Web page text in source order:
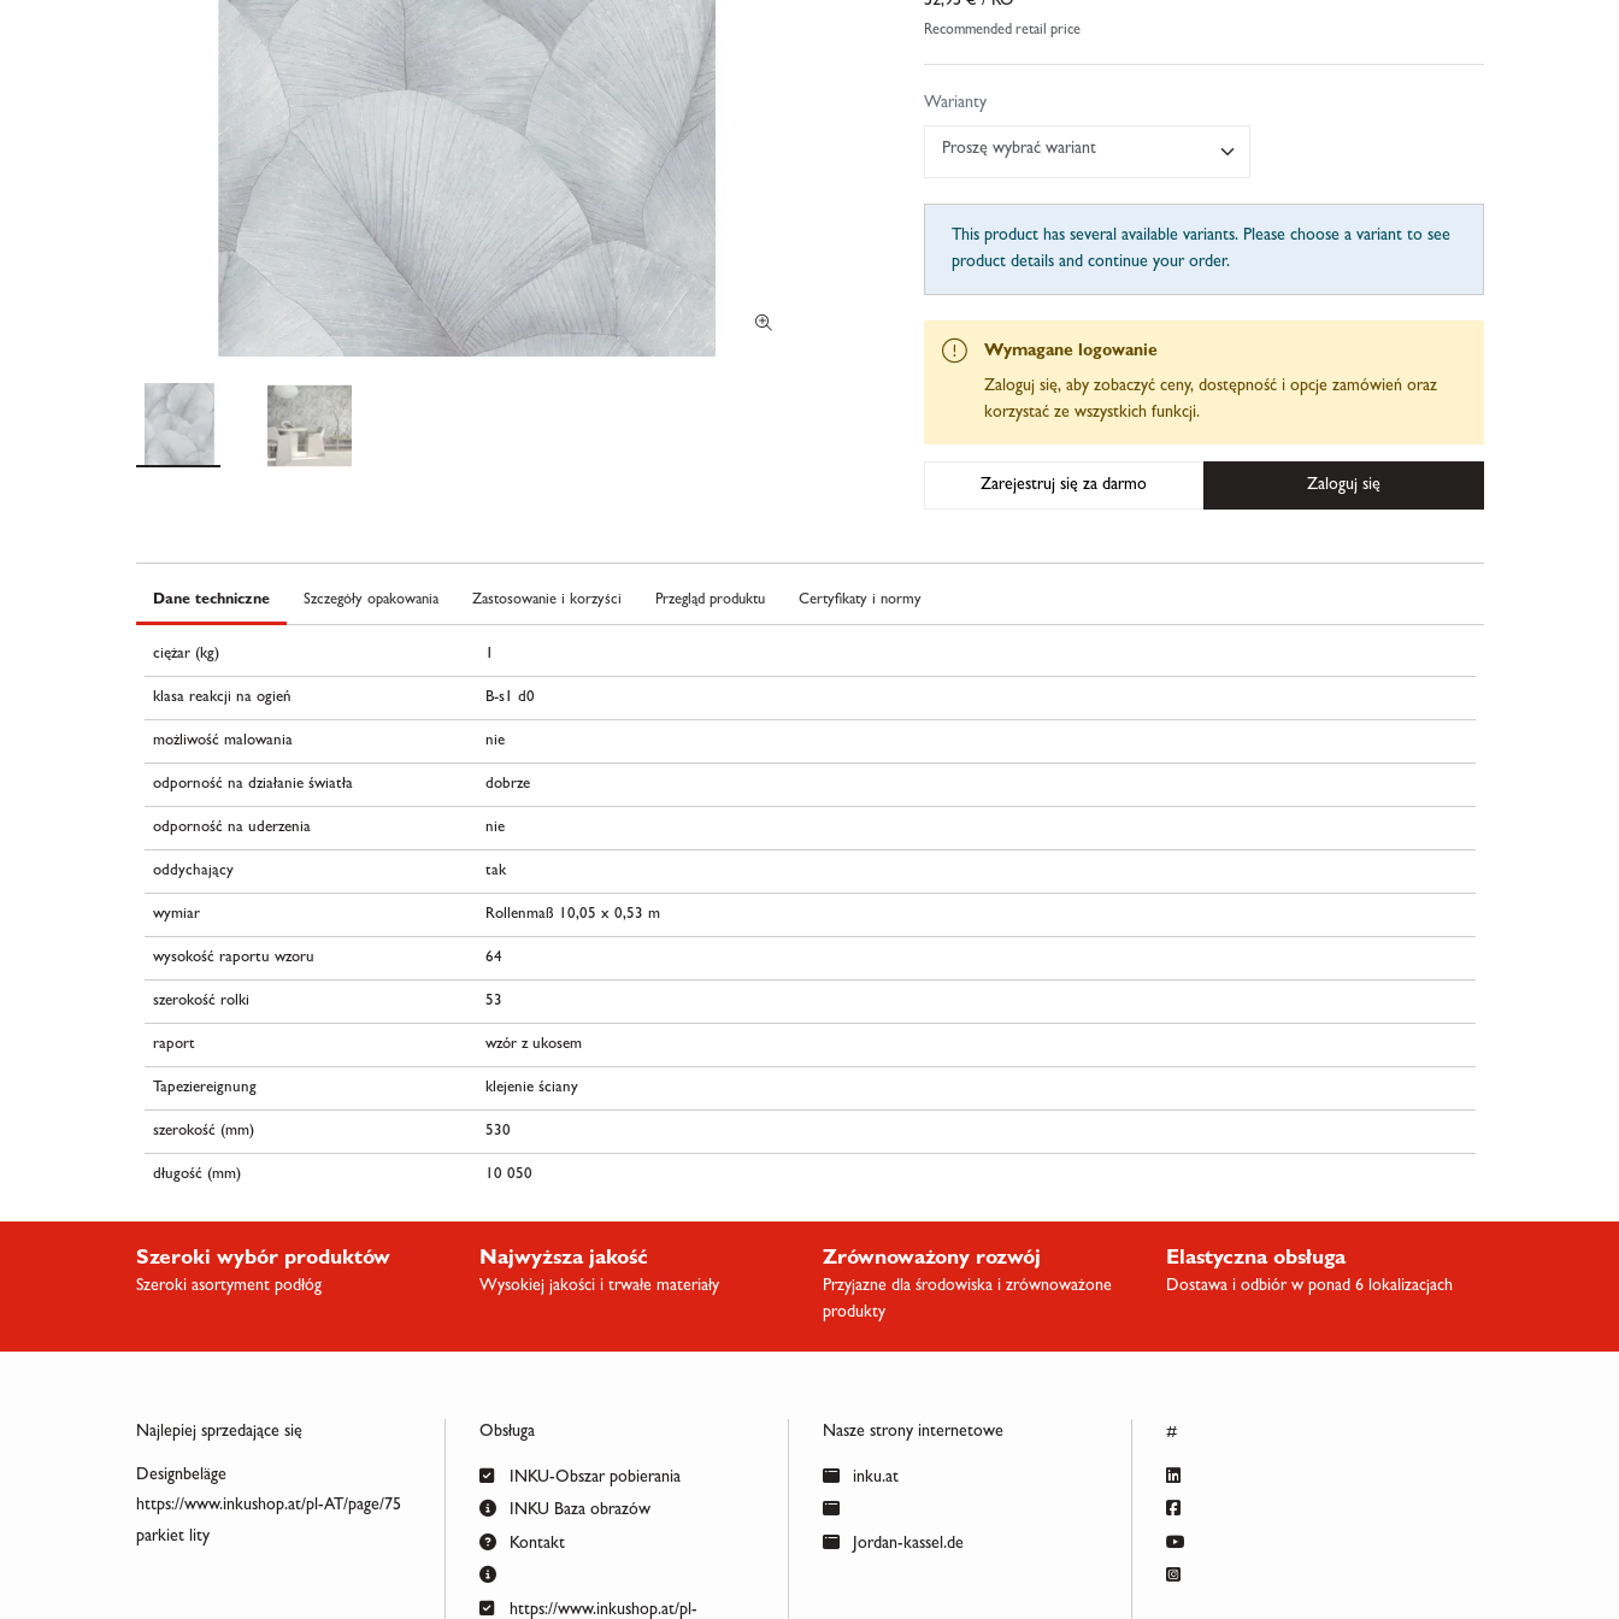
Recommended retail price
Warianty
Proszę wybrać wariant
This product has several available variants. Please choose a variant to see
product details and continue your order.
Wymagane logowanie
Zaloguj się, aby zobaczyć ceny, dostępność i opcje zamówień oraz
korzystać ze wszystkich funkcji.
Zarejestruj się za darmo Zaloguj się
Dane techniczne Szczegóły opakowania Zastosowanie i korzyści Przegląd produktu Certyfikaty i normy
ciężar (kg)
klasa reakcji na ogień B-s1 d0
możliwość malowania nie
odporność na działanie światła dobrze
odporność na uderzenia nie
oddychający tak
wymiar Rollenmaß 10,05 x 0,53 m
wysokość raportu wzoru 64
szerokość rolki 53
raport wzór z ukosem
Tapeziereignung klejenie ściany
szerokość (mm) 530
długość (mm) 10 050
Szeroki wybór produktów
Szeroki asortyment podłóg
Najwyższa jakość
Wysokiej jakości i trwałe materiały
Zrównoważony rozwój
Przyjazne dla środowiska i zrównoważone
produkty
Elastyczna obsługa
Dostawa i odbiór w ponad 6 lokalizacjach
Najlepiej sprzedające się
Designbeläge
https://www.inkushop.at/pl-AT/page/75
parkiet lity
Obsługa
INKU-Obszar pobierania
INKU Baza obrazów
Kontakt
https://www.inkushop.at/pl-
Nasze strony internetowe
inku.at
Jordan-kassel.de
#